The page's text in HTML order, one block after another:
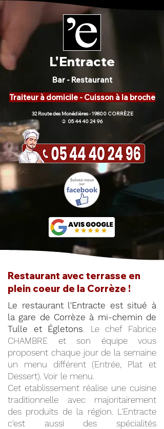
L'Entracte
Bar - Restaurant
Traiteur à domicile - Cuisson à la broche
32 Route des Monédières - 19800 CORRÈZE
) 05 44 40 24 96
Restaurant avec terrasse en
plein coeur de la Corrèze !
Le restaurant l'Entracte est situé à
la gare de Corrèze à mi-chemin de
Tulle et Égletons. Le chef Fabrice
CHAMBRE et son équipe vous
proposent chaque jour de la semaine
un menu différent (Entrée, Plat et
Dessert). Voir le menu.
Cet etablissement réalise une cuisine
traditionnelle avec majoritairement
des produits de la région. L'Entracte
c'est aussi des spécialités